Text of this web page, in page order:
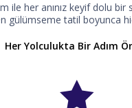
ile her anınız keyif dolu bir
gülümseme tatil boyunca
Her Yolculukta Bir Adım